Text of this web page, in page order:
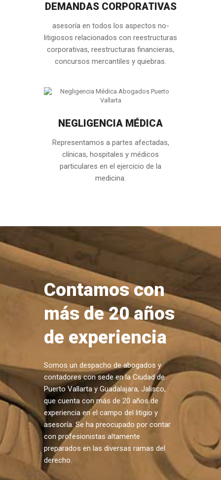
DEMANDAS CORPORATIVAS
asesoría en todos los aspectos no-
litigiosos relacionados con reestructuras
corporativas, reestructuras financieras,
concursos mercantiles y quiebras.
NEGLIGENCIA MÉDICA
Representamos a partes afectadas,
clínicas, hospitales y médicos
particulares en el ejercicio de la
medicina.
Contamos con
más de 20 años
de experiencia
Somos un despacho de abogados y
contadores con sede en la Ciudad de
Puerto Vallarta y Guadalajara, Jalisco,
que cuenta con más de 20 años de
experiencia en el campo del litigio y
asesoría. Se ha preocupado por contar
con profesionistas altamente
preparados en las diversas ramas del
derecho.